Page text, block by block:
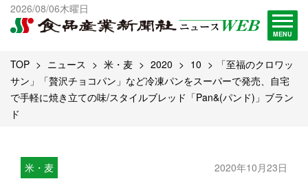
2026/08/06木曜日
MENU
出版物一覧へ
試読・購読申し込み
TOP ニュース 米・麦 2020 10
「至福のクロワッ
サン」「贅沢チョコパン」など冷凍パンをスーパーで発売、自宅
で手軽に焼き立ての味/スタイルブレッド「Pan&(パンド)」ブラン
ド
米・麦 2020年10月23日